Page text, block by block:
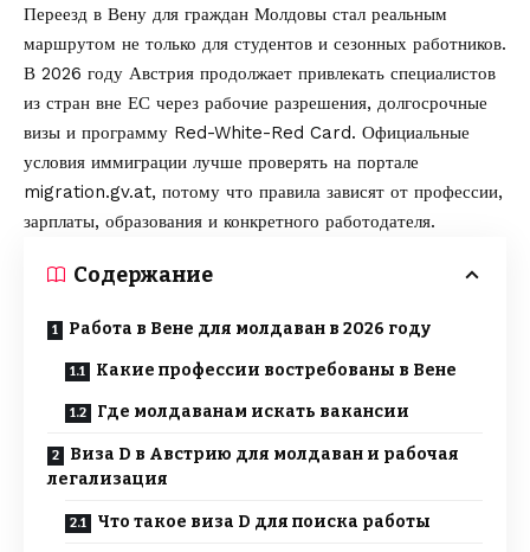
Переезд в Вену для граждан Молдовы стал реальным
маршрутом не только для студентов и сезонных работников.
В 2026 году Австрия продолжает привлекать специалистов
из стран вне ЕС через рабочие разрешения, долгосрочные
визы и программу Red-White-Red Card. Официальные
условия иммиграции лучше проверять на портале
migration.gv.at, потому что правила зависят от профессии,
зарплаты, образования и конкретного работодателя.
Содержание
Работа в Вене для молдаван в 2026 году
Какие профессии востребованы в Вене
Где молдаванам искать вакансии
Виза D в Австрию для молдаван и рабочая
легализация
Что такое виза D для поиска работы